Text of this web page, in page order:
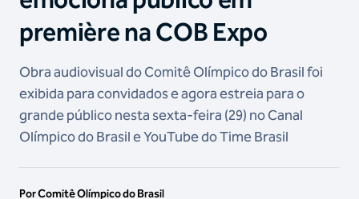
première na COB Expo
Obra audiovisual do Comitê Olímpico do Brasil foi
exibida para convidados e agora estreia para o
grande público nesta sexta-feira (29) no Canal
Olímpico do Brasil e YouTube do Time Brasil
Por Comitê Olímpico do Brasil